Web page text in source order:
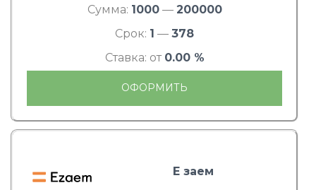
Сумма: 1000— 200000
Срок: 1 — 378
Ставка: от 0.00 %
ОФОРМИТЬ
Е заем